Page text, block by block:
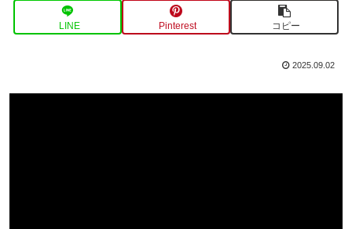
LINE Pinterest コピー
2025.09.02